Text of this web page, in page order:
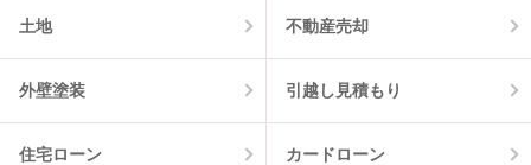
土地 不動産売却
外壁塗装 引越し見積もり
住宅ローン カードローン